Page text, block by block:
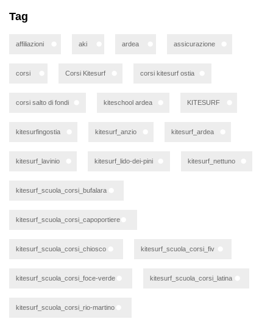
Tag
affiliazioni aki ardea assicurazione
corsi Corsi Kitesurf corsi kitesurf ostia
corsi salto di fondi kiteschool ardea KITESURF
kitesurfingostia kitesurf_anzio kitesurf_ardea
kitesurf_lavinio kitesurf_lido-dei-pini kitesurf_nettuno
kitesurf_scuola_corsi_bufalara
kitesurf_scuola_corsi_capoportiere
kitesurf_scuola_corsi_chiosco kitesurf_scuola_corsi_fiv
kitesurf_scuola_corsi_foce-verde kitesurf_scuola_corsi_latina
kitesurf_scuola_corsi_rio-martino